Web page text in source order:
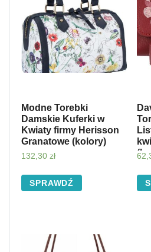
Modne Torebki
Damskie Kuferki w
Kwiaty firmy Herisson
Granatowe (kolory)
132,30 zł
SPRAWDŹ